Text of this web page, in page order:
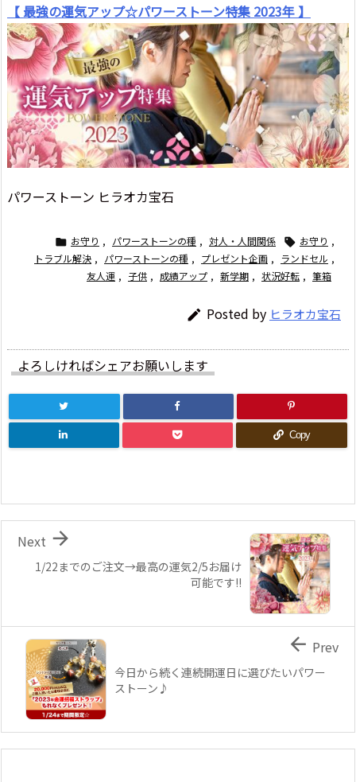
【 最強の運気アップ☆パワーストーン特集 2023年 】
パワーストーン ヒラオカ宝石
 お守り , パワーストーンの種 , 対人・人間関係  お守り ,
トラブル解決 , パワーストーンの種 , プレゼント企画 , ランドセル ,
友人運 , 子供 , 成績アップ , 新学期 , 状況好転 , 筆箱
 Posted by ヒラオカ宝石
よろしければシェアお願いします
Copy
1/22までのご注文→最高の運気2/5お届け
可能です!!

Next
今日から続く連続開運日に選びたいパワー
ストーン♪
 Prev